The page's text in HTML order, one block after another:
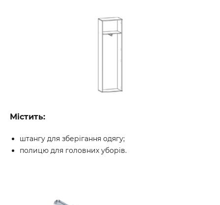
Містить:
штангу для зберігання одягу;
полицю для головних уборів.